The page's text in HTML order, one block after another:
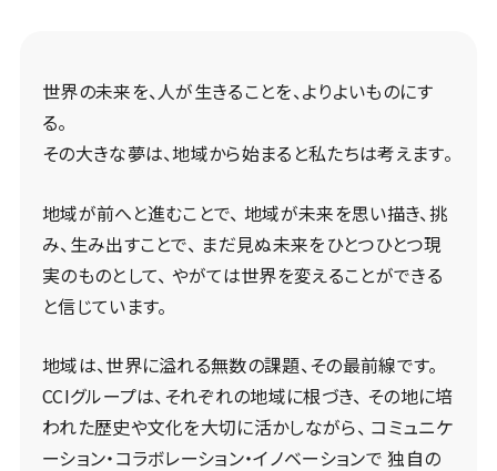
世界の未来を、⼈が⽣きることを、よりよいものにす
る。
その⼤きな夢は、地域から始まると私たちは考えます。
地域が前へと進むことで、 地域が未来を思い描き、挑
み、⽣み出すことで、 まだ⾒ぬ未来をひとつひとつ現
実のものとして、 やがては世界を変えることができる
と信じています。
地域は、世界に溢れる無数の課題、その最前線です。
CCIグループは、それぞれの地域に根づき、 その地に培
われた歴史や⽂化を⼤切に活かしながら、 コミュニケ
ーション・コラボレーション・イノベーションで 独⾃の